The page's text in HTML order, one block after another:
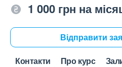
1 000 грн на
Відправити
Контакти Про курс